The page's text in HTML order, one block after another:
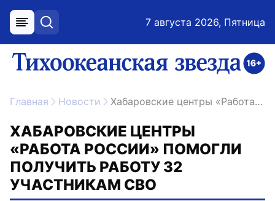
меню поиск 7 августа 2026, Пятница
ссылка на главную
Главная Новости Хабаровские центры «Работа России» помогли получить работу 32 участникам СВО
ХАБАРОВСКИЕ ЦЕНТРЫ
«РАБОТА РОССИИ» ПОМОГЛИ
ПОЛУЧИТЬ РАБОТУ 32
УЧАСТНИКАМ СВО